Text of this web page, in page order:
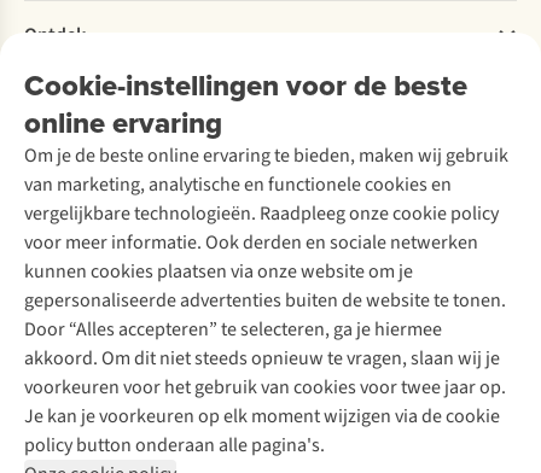
Cookie-instellingen voor de beste
online ervaring
Om je de beste online ervaring te bieden, maken wij gebruik
van marketing, analytische en functionele cookies en
vergelijkbare technologieën. Raadpleeg onze cookie policy
voor meer informatie. Ook derden en sociale netwerken
kunnen cookies plaatsen via onze website om je
gepersonaliseerde advertenties buiten de website te tonen.
Door “Alles accepteren” te selecteren, ga je hiermee
akkoord. Om dit niet steeds opnieuw te vragen, slaan wij je
voorkeuren voor het gebruik van cookies voor twee jaar op.
Je kan je voorkeuren op elk moment wijzigen via de cookie
policy button onderaan alle pagina's.
Bestelling herroepen
Garantie
Contact
Verantwoord ondernemen
Over Ayacucho
Onze winkels
Over A.S.Adventure
Toegankelijkheidsverklaring
Ski-onderhoud
Wasservice
Schoenonderhoud
Schoenherstelling
Kledingherstelling
Retouches
Voor bedrijven
Ontdek
A.S.Magazine
Podcast
Explore Academy
Explore Camp
Gear Check
Inspiratie & advies
Meld je aan voor de nieuwsbrief
Follow us
Disclaimer Privacy Policy
Algemene voorwaarden
Cookie Policy